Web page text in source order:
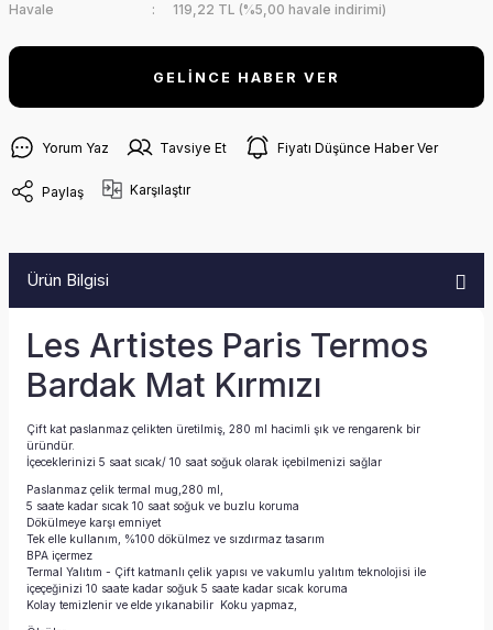
Havale
119,22 TL (%5,00 havale indirimi)
GELİNCE HABER VER
Yorum Yaz Tavsiye Et Fiyatı Düşünce Haber Ver
Paylaş Karşılaştır
Ürün Bilgisi
Les Artistes Paris Termos
Bardak Mat Kırmızı
Çift kat paslanmaz çelikten üretilmiş, 280 ml hacimli şık ve rengarenk bir
üründür.
İçeceklerinizi 5 saat sıcak/ 10 saat soğuk olarak içebilmenizi sağlar
Paslanmaz çelik termal mug,280 ml,
5 saate kadar sıcak 10 saat soğuk ve buzlu koruma
Dökülmeye karşı emniyet
Tek elle kullanım, %100 dökülmez ve sızdırmaz tasarım
BPA içermez
Termal Yalıtım - Çift katmanlı çelik yapısı ve vakumlu yalıtım teknolojisi ile
içeçeğinizi 10 saate kadar soğuk 5 saate kadar sıcak koruma
Kolay temizlenir ve elde yıkanabilir Koku yapmaz,